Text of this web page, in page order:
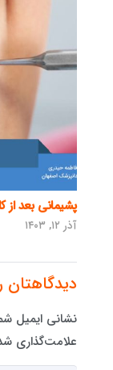
پشیمانی بعد از
آذر ۱۲, ۱۴۰۳
دیدگاهتان
نشانی ایمیل
علامت‌گذاری